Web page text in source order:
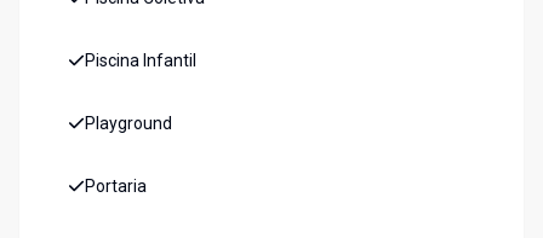
Piscina Infantil
Playground
Portaria